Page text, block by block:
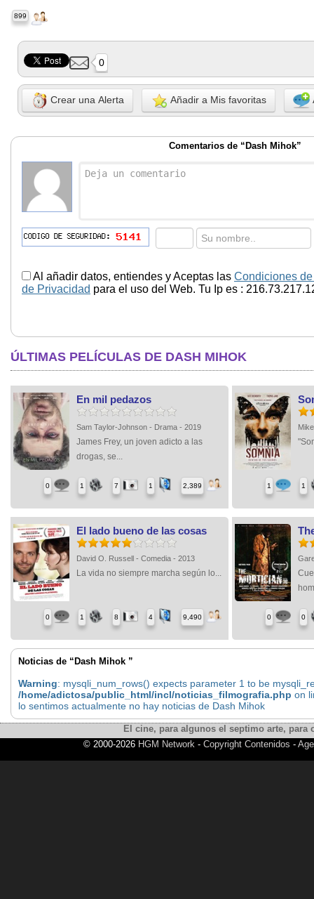
899
0
Crear una Alerta Añadir a Mis favoritas
Comentarios de “Dash Mihok”
Al añadir datos, entiendes y Aceptas las Condiciones
de Privacidad para el uso del Web. Tu Ip es :
ÚLTIMAS PELÍCULAS DE DASH MIHOK
En mil pedazos
Sam Taylor-Johnson - Drama - 2019
James Frey, un joven adicto a las
drogas, se...
0 1 7 1 2,389 1 1
El lado bueno de las cosas
David O. Russell - Comedia - 2013
La vida no siempre marcha según lo...
0 1 8 4 9,490 0 0
Noticias de “Dash Mihok ”
Warning: mysqli_num_rows() expects parameter 1 to be
/home/adictosa/public_html/incl/noticias_filmografia.php on
lo sentimos actualmente no hay noticias de Dash Mihok
El cine, para algunos el septimo arte,
© 2000-2026 HGM Network- Copyright Contenidos -